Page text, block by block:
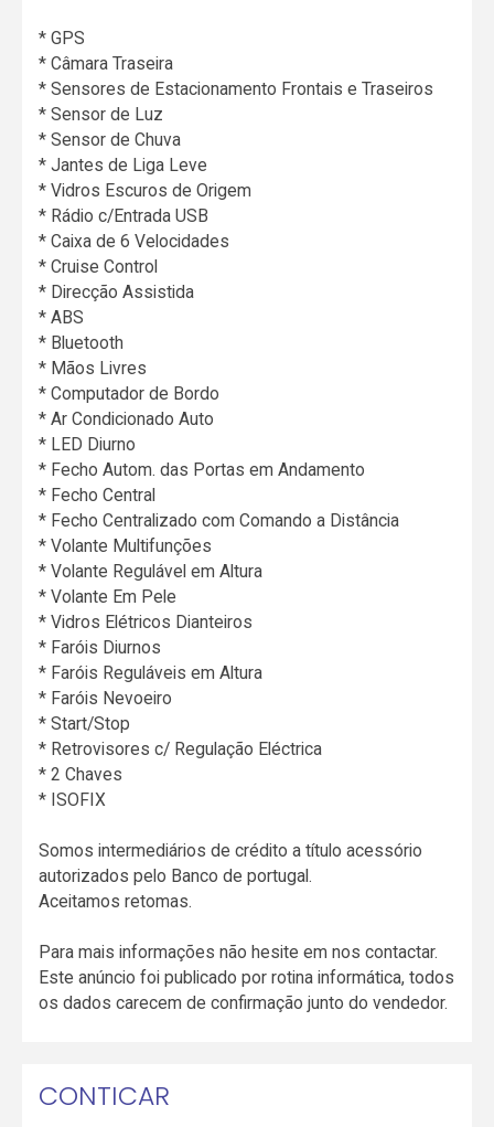
* GPS
* Câmara Traseira
* Sensores de Estacionamento Frontais e Traseiros
* Sensor de Luz
* Sensor de Chuva
* Jantes de Liga Leve
* Vidros Escuros de Origem
* Rádio c/Entrada USB
* Caixa de 6 Velocidades
* Cruise Control
* Direcção Assistida
* ABS
* Bluetooth
* Mãos Livres
* Computador de Bordo
* Ar Condicionado Auto
* LED Diurno
* Fecho Autom. das Portas em Andamento
* Fecho Central
* Fecho Centralizado com Comando a Distância
* Volante Multifunções
* Volante Regulável em Altura
* Volante Em Pele
* Vidros Elétricos Dianteiros
* Faróis Diurnos
* Faróis Reguláveis em Altura
* Faróis Nevoeiro
* Start/Stop
* Retrovisores c/ Regulação Eléctrica
* 2 Chaves
* ISOFIX
Somos intermediários de crédito a título acessório
autorizados pelo Banco de portugal.
Aceitamos retomas.
Para mais informações não hesite em nos contactar.
Este anúncio foi publicado por rotina informática, todos
os dados carecem de confirmação junto do vendedor.
CONTICAR